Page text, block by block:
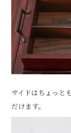
サイドはちょっと
だけます。